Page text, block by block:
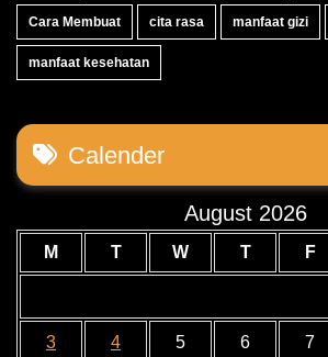
Cara Membuat cita rasa manfaat gizi
manfaat kesehatan
Calender
August 2026
M T W T F
3 4 5 6 7